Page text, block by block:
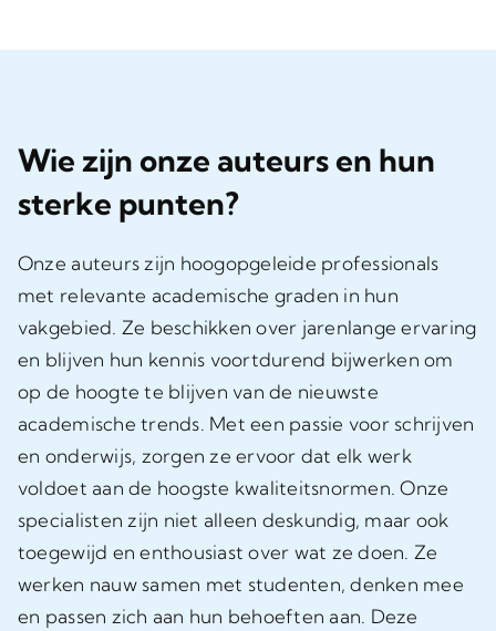
Wie zijn onze auteurs en hun
sterke punten?
Onze auteurs zijn hoogopgeleide professionals
met relevante academische graden in hun
vakgebied. Ze beschikken over jarenlange ervaring
en blijven hun kennis voortdurend bijwerken om
op de hoogte te blijven van de nieuwste
academische trends. Met een passie voor schrijven
en onderwijs, zorgen ze ervoor dat elk werk
voldoet aan de hoogste kwaliteitsnormen. Onze
specialisten zijn niet alleen deskundig, maar ook
toegewijd en enthousiast over wat ze doen. Ze
werken nauw samen met studenten, denken mee
en passen zich aan hun behoeften aan. Deze